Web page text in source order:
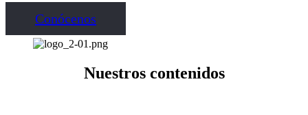
Conócenos
Nuestros contenidos